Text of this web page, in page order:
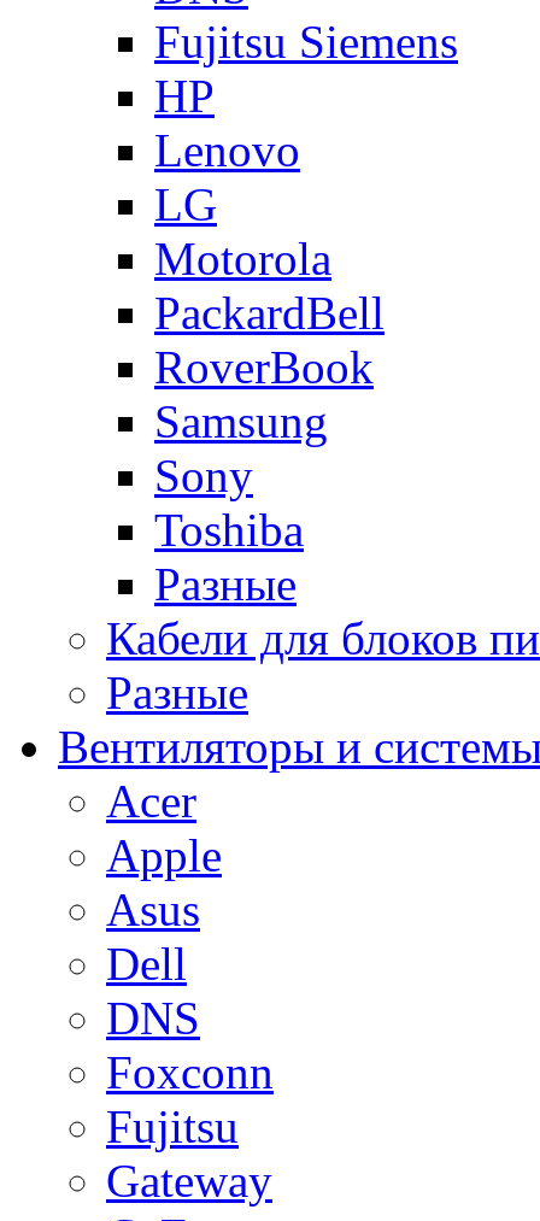
Fujitsu Siemens
HP
Lenovo
LG
Motorola
PackardBell
RoverBook
Samsung
Sony
Toshiba
Разные
Кабели для блоков
Разные
Вентиляторы и
Acer
Apple
Asus
Dell
DNS
Foxconn
Fujitsu
Gateway